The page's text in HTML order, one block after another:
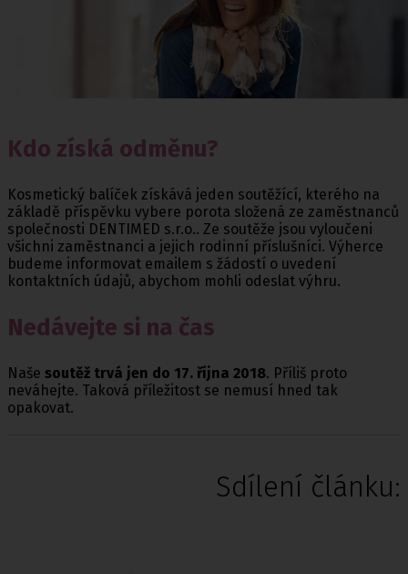
Kdo získá odměnu?
Kosmetický balíček získává jeden soutěžící, kterého na
základě příspěvku vybere porota složená ze zaměstnanců
společnosti DENTIMED s.r.o.. Ze soutěže jsou vyloučeni
všichni zaměstnanci a jejich rodinní příslušníci. Výherce
budeme informovat emailem s žádostí o uvedení
kontaktních údajů, abychom mohli odeslat výhru.
Nedávejte si na čas
Naše soutěž trvá jen do 17. října 2018. Příliš proto
neváhejte. Taková příležitost se nemusí hned tak
opakovat.
Sdílení článku: